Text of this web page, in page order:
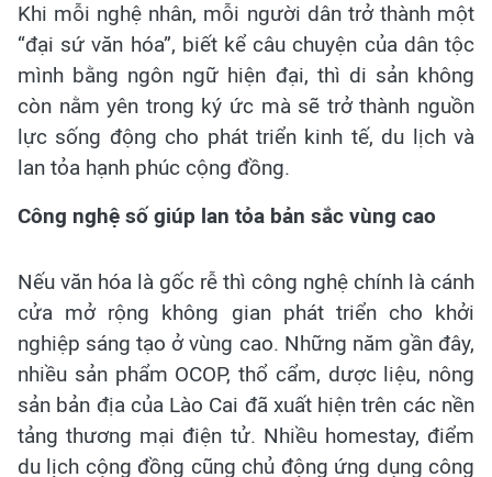
Khi mỗi nghệ nhân, mỗi người dân trở thành một
“đại sứ văn hóa”, biết kể câu chuyện của dân tộc
mình bằng ngôn ngữ hiện đại, thì di sản không
còn nằm yên trong ký ức mà sẽ trở thành nguồn
lực sống động cho phát triển kinh tế, du lịch và
lan tỏa hạnh phúc cộng đồng.
Công nghệ số giúp lan tỏa bản sắc vùng cao
Nếu văn hóa là gốc rễ thì công nghệ chính là cánh
cửa mở rộng không gian phát triển cho khởi
nghiệp sáng tạo ở vùng cao. Những năm gần đây,
nhiều sản phẩm OCOP, thổ cẩm, dược liệu, nông
sản bản địa của Lào Cai đã xuất hiện trên các nền
tảng thương mại điện tử. Nhiều homestay, điểm
du lịch cộng đồng cũng chủ động ứng dụng công